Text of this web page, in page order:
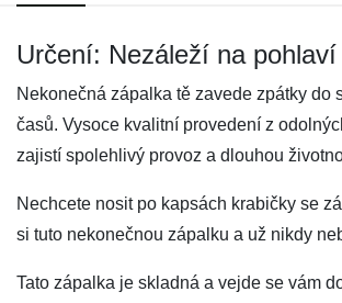
Určení: Nezáleží na pohlaví
Nekonečná zápalka tě zavede zpátky do
časů. Vysoce kvalitní provedení z
zajistí spolehlivý provoz a dlouhou
Nechcete nosit po kapsách krabičky se
si tuto nekonečnou zápalku a už nikdy
Tato zápalka je skladná a vejde se vám